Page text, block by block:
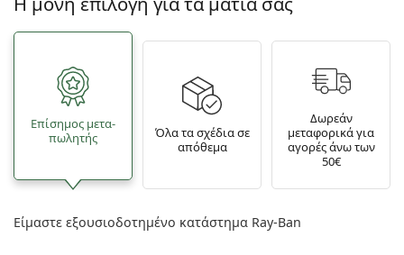
Επίσημος μετα­
πωλητής
Όλα τα σχέδια σε
απόθεμα
Δωρεάν
μεταφορικά για
αγορές άνω των
50€
Είμαστε εξουσιοδοτημένο κατάστημα Ray-Ban